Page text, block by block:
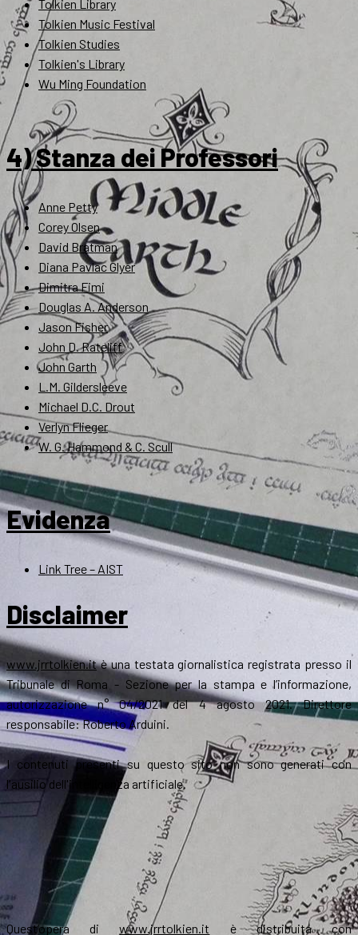
Tolkien Library
Tolkien Music Festival
Tolkien Studies
Tolkien's Library
Wu Ming Foundation
4) Stanza dei Professori
Anne Petty
Corey Olsen
David Bratman
Diana Pavlac Glyer
Dimitra Fimi
Douglas A. Anderson
Jason Fisher
John D. Rateliff
John Garth
L.M. Gildersleeve
Michael D.C. Drout
Verlyn Flieger
W. G. Hammond & C. Scull
Evidenza
Link Tree – AIST
Disclaimer
www.jrrtolkien.itè una testata giornalistica registrata presso il
Tribunale di Roma - Sezione per la stampa e l’informazione,
autorizzazione n° 04/2021 del 4 agosto 2021. Direttore
responsabile: Roberto Arduini.
I contenuti presenti su questo sito non sono generati con
l'ausilio dell'intelligenza artificiale.
Quest’opera diwww.jrrtolkien.it è distribuita con